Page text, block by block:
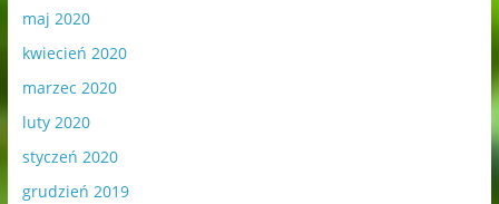
maj 2020
kwiecień 2020
marzec 2020
luty 2020
styczeń 2020
grudzień 2019